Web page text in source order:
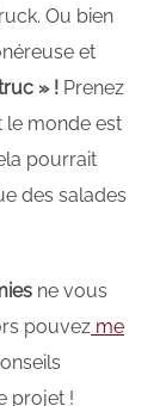
Ou bien
et
» ! Prenez
le monde est
pourrait
des salades
ne vous
pouvez me
projet !